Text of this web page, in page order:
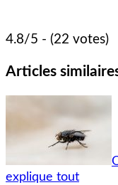
4.8/5 - (22 votes)
Articles
explique tout